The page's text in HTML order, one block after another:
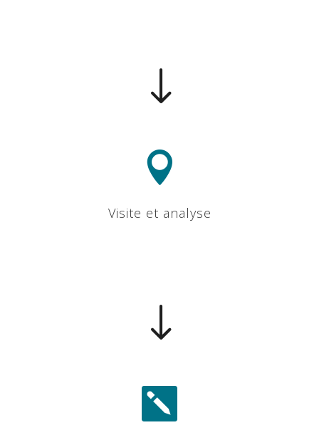
"

Visite et analyse
"
